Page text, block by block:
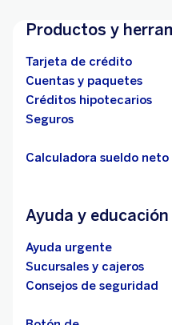
Productos y
Tarjeta de crédito
Cuentas y paquetes
Créditos hipotecarios
Seguros
Calculadora sueldo neto
Ayuda y educación
Ayuda urgente
Sucursales y cajeros
Consejos de seguridad